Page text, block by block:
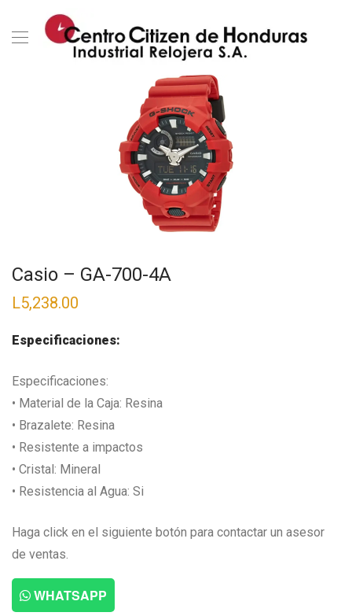
Casio – GA-700-4A
L5,238.00
Especificaciones:
Especificaciones:
• Material de la Caja: Resina
• Brazalete: Resina
• Resistente a impactos
• Cristal: Mineral
• Resistencia al Agua: Si
Haga click en el siguiente botón para contactar un asesor
de ventas.
WHATSAPP